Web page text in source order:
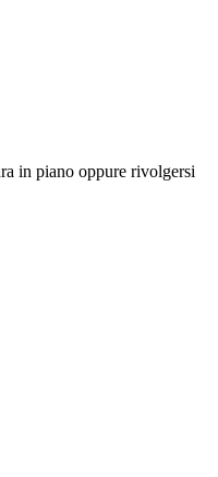
in piano oppure rivolgersi